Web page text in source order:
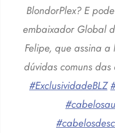
BlondorPlex? E
embaixador Global
Felipe, que assina
dúvidas comuns das
#ExclusividadeBLZ